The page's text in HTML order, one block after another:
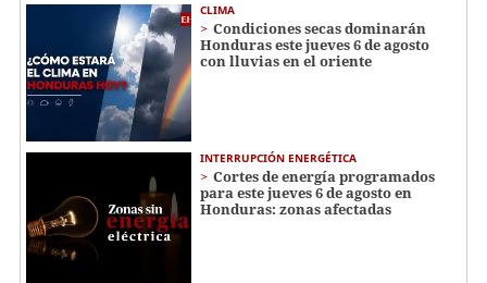
CLIMA
Condiciones secas dominarán
Honduras este jueves 6 de agosto
con lluvias en el oriente
INTERRUPCIÓN ENERGÉTICA
Cortes de energía programados
para este jueves 6 de agosto en
Honduras: zonas afectadas